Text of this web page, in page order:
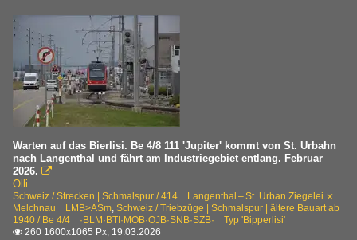
Ge 4/4 ·ASm·OJB·
Strecken
450 (Olten –) Aarburg-Oftringen – Burgdorf – Bern
Strecken | Schmalspur
413 Solothurn – Niederbipp SNB>ASm 'Bipperlisi'
Triebzüge | Schmalspur
ABe 2/6 · Be 2/6 ·ASm·CJ·MIB·MVR·Travys·ZB· GTW
2026
Warten auf das Bierlisi. Be 4/8 111 'Jupiter' kommt von St. Urbahn
nach Langenthal und fährt am Industriegebiet entlang. Februar
2026. 
Olli
Schweiz / Strecken | Schmalspur / 414 Langenthal – St. Urban Ziegelei ⨯
Melchnau LMB>ASm, Schweiz / Triebzüge | Schmalspur | ältere Bauart ab
1940 / Be 4/4 ·BLM·BTI·MOB·OJB·SNB·SZB· Typ 'Bipperlisi'
 260 1600x1065 Px, 19.03.2026